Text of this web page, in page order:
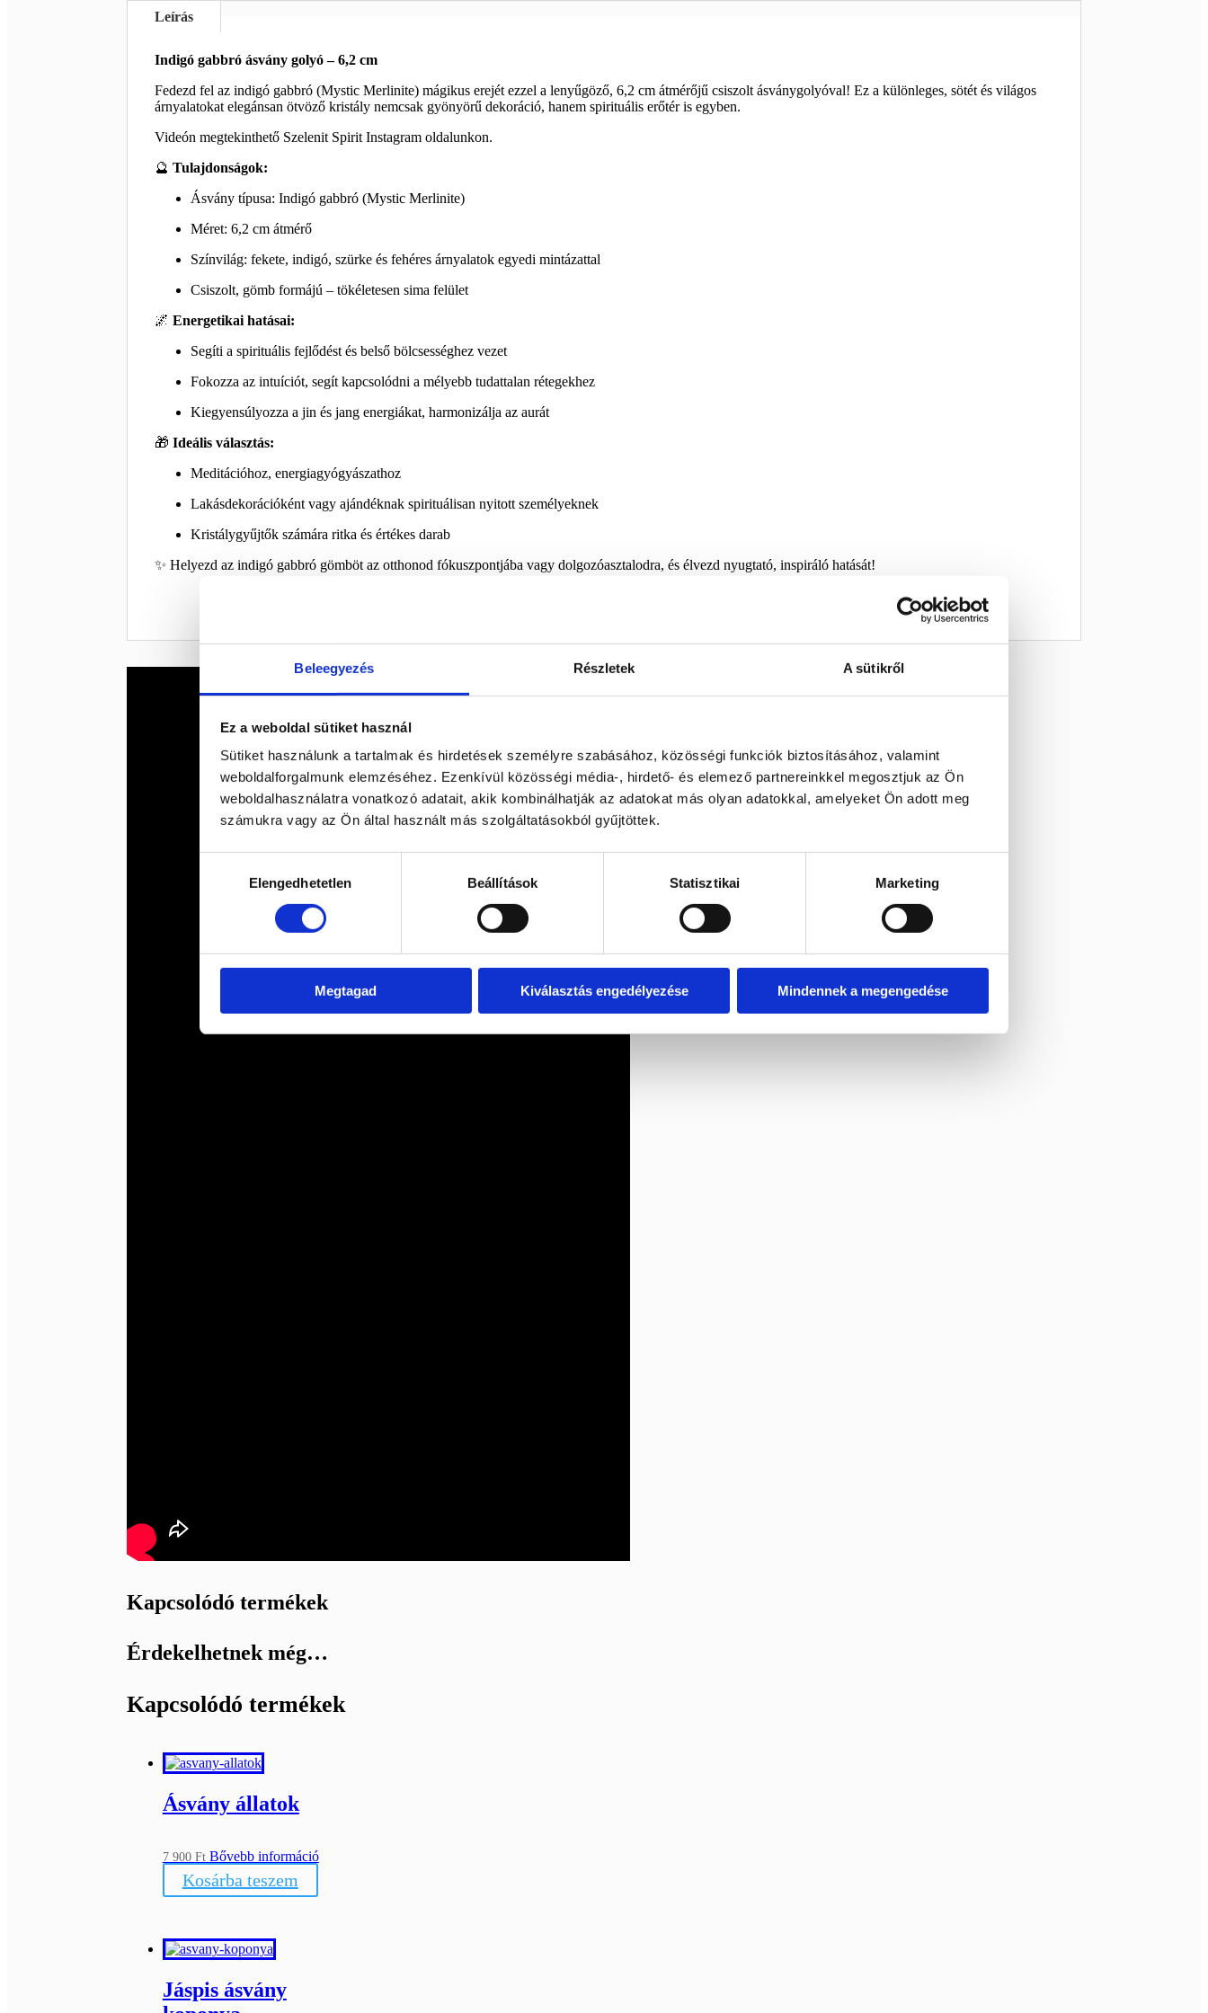
Beleegyezés Részletek A sütikről
Ez a weboldal sütiket használ
Sütiket használunk a tartalmak és hirdetések személyre szabásához, közösségi funkciók biztosításához, valamint
weboldalforgalmunk elemzéséhez. Ezenkívül közösségi média-, hirdető- és elemező partnereinkkel megosztjuk az Ön
weboldalhasználatra vonatkozó adatait, akik kombinálhatják az adatokat más olyan adatokkal, amelyeket Ön adott meg
számukra vagy az Ön által használt más szolgáltatásokból gyűjtöttek.
kiválasztásaElengedhetetlen Beállítások Statisztikai Marketing
Megtagad Kiválasztás engedélyezése Mindennek a megengedése
Leírás
Indigó gabbró ásvány golyó – 6,2 cm
Fedezd fel az indigó gabbró (Mystic Merlinite) mágikus erejét ezzel a lenyűgöző, 6,2 cm átmérőjű csiszolt ásványgolyóval! Ez a különleges, sötét és világos
árnyalatokat elegánsan ötvöző kristály nemcsak gyönyörű dekoráció, hanem spirituális erőtér is egyben.
Videón megtekinthető Szelenit Spirit Instagram oldalunkon.
🔮 Tulajdonságok:
Ásvány típusa: Indigó gabbró (Mystic Merlinite)
Méret: 6,2 cm átmérő
Színvilág: fekete, indigó, szürke és fehéres árnyalatok egyedi mintázattal
Csiszolt, gömb formájú – tökéletesen sima felület
🌌 Energetikai hatásai:
Segíti a spirituális fejlődést és belső bölcsességhez vezet
Fokozza az intuíciót, segít kapcsolódni a mélyebb tudattalan rétegekhez
Kiegyensúlyozza a jin és jang energiákat, harmonizálja az aurát
🎁 Ideális választás:
Meditációhoz, energiagyógyászathoz
Lakásdekorációként vagy ajándéknak spirituálisan nyitott személyeknek
Kristálygyűjtők számára ritka és értékes darab
✨ Helyezd az indigó gabbró gömböt az otthonod fókuszpontjába vagy dolgozóasztalodra, és élvezd nyugtató, inspiráló hatását!
Kapcsolódó termékek
Érdekelhetnek még…
Kapcsolódó termékek
Ásvány állatok
7 900 Ft Bővebb információ
Kosárba teszem
Jáspis ásvány